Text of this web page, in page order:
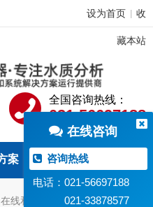
设为首页 收
藏本站
全国咨询热线：
021-56697188
案 常见问题
在线和过程检测 在线余氯仪
在线咨询
咨询热线
电话：021-56697188
021-33878577